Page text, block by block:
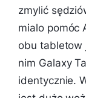
zmylić
mialo pomóc
obu tabletow
nim Galaxy
identycznie.